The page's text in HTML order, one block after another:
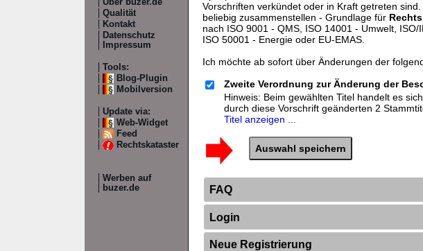
Über buzer.de
Qualität
Kontakt
Datenschutz
Impressum
Tools:
Blog-Plugin
Mobilversion
Update via:
Web-Widget
Feed
Rechtskataster
Werben auf
buzer.de
Vorschriften verkündet oder in Kraft getreten
beliebig zusammenstellen - Grundlage für
nach ISO 9001 - QMS, ISO 14001 - Umwelt,
ISO 50001 - Energie oder EU-EMAS.
Ich möchte ab sofort über Änderungen der
Zweite Verordnung zur Änderung der
Hinweis: Beim gewählten Titel handelt es
durch diese Vorschrift geänderten 2
Titel anzeigen ...
FAQ
Login
Neue Registrierung